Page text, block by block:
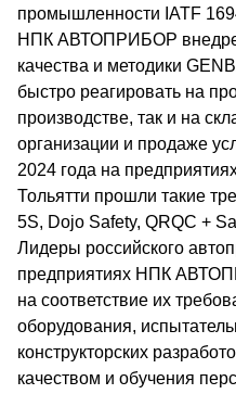
промышленности IATF
НПК АВТОПРИБОР
качества и методики
быстро реагировать на
производстве, так и на
организации и продаже
2024 года на
Тольятти прошли такие
5S, Dojo Safety, QRQC +
Лидеры российского
предприятиях НПК
на соответствие их
оборудования,
конструкторских
качеством и обучения